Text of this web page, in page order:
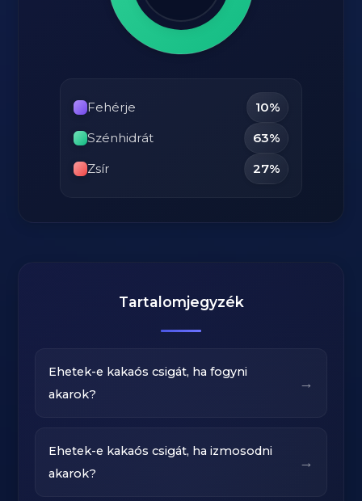
Fehérje
10%
Szénhidrát
63%
Zsír
27%
Tartalomjegyzék
Ehetek-e kakaós csigát, ha fogyni
akarok?
→
Ehetek-e kakaós csigát, ha izmosodni
akarok?
→